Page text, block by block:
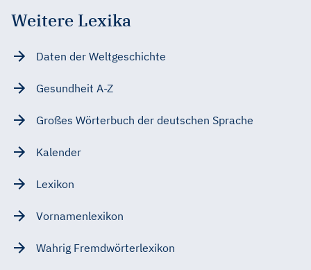
Weitere Lexika
Daten der Weltgeschichte
Gesundheit A-Z
Großes Wörterbuch der deutschen Sprache
Kalender
Lexikon
Vornamenlexikon
Wahrig Fremdwörterlexikon